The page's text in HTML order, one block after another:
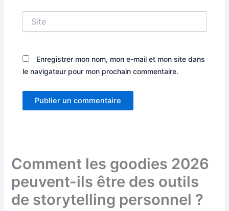
Enregistrer mon nom, mon e-mail et mon site dans
le navigateur pour mon prochain commentaire.
Comment les goodies 2026
peuvent-ils être des outils
de storytelling personnel ?